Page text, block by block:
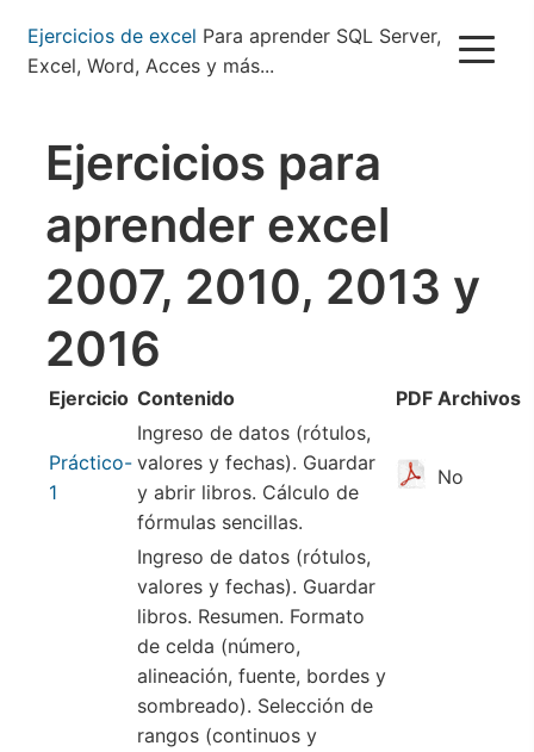
Pasar
contenido
Ejercicios de excel Para aprender SQL Server,
Excel, Word, Acces y más...
Ejercicios para
aprender excel
2007, 2010, 2013 y
2016
Ejercicio Contenido PDF Archivos
Práctico-
1
Ingreso de datos (rótulos,
valores y fechas). Guardar
y abrir libros. Cálculo de
fórmulas sencillas.
No
Ingreso de datos (rótulos,
valores y fechas). Guardar
libros. Resumen. Formato
de celda (número,
alineación, fuente, bordes y
sombreado). Selección de
rangos (continuos y